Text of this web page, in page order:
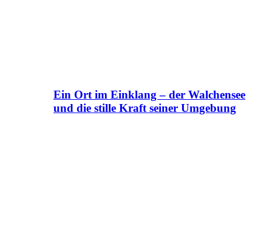
Ein Ort im Einklang – der Walchensee
und die stille Kraft seiner Umgebung